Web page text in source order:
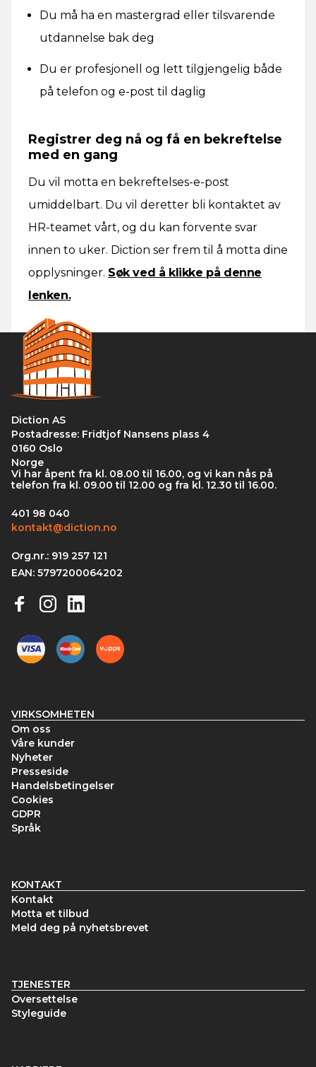
Du må ha en mastergrad eller tilsvarende
utdannelse bak deg
Du er profesjonell og lett tilgjengelig både
på telefon og e-post til daglig
Registrer deg nå og få en bekreftelse
med en gang
Du vil motta en bekreftelses-e-post
umiddelbart. Du vil deretter bli kontaktet av
HR-teamet vårt, og du kan forvente svar
innen to uker. Diction ser frem til å motta dine
opplysninger. Søk ved å klikke på denne
lenken.
Diction AS
Postadresse: Fridtjof Nansens plass 4
0160 Oslo
Norge
Vi har åpent fra kl. 08.00 til 16.00, og vi kan nås på
telefon fra kl. 09.00 til 12.00 og fra kl. 12.30 til 16.00.
401 98 040
kontakt@diction.no
Org.nr.: 919 257 121
EAN: 5797200064202
VIRKSOMHETEN
Om oss
Våre kunder
Nyheter
Presseside
Handelsbetingelser
Cookies
GDPR
Språk
KONTAKT
Kontakt
Motta et tilbud
Meld deg på nyhetsbrevet
TJENESTER
Oversettelse
Styleguide